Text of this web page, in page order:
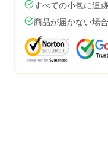
すべての小包に追
商品が届かない場